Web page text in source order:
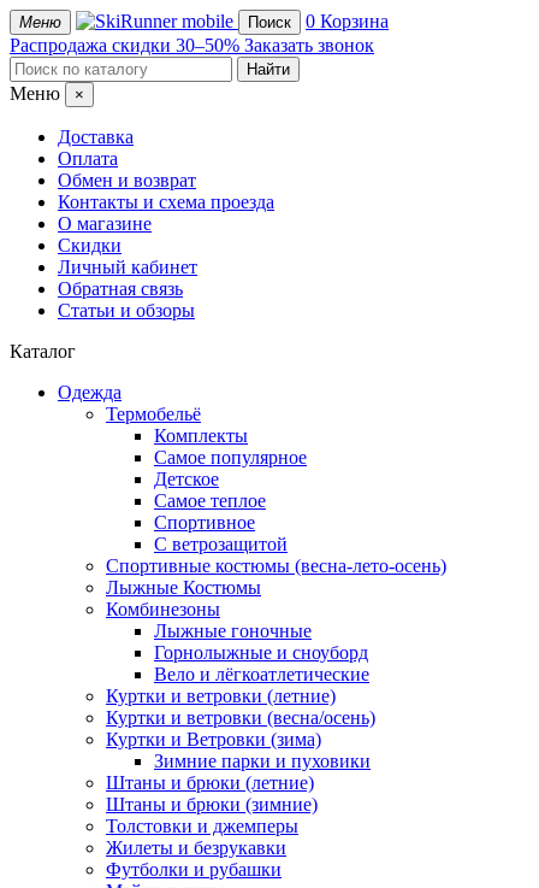
Меню mobile Поиск 0 Корзина
Распродажа скидки 30–50% Заказать звонок
Меню ×
Доставка
Оплата
Обмен и возврат
Контакты и схема проезда
О магазине
Скидки
Личный кабинет
Обратная связь
Статьи и обзоры
Каталог
Одежда
Термобельё
Комплекты
Самое популярное
Детское
Самое теплое
Спортивное
С ветрозащитой
Спортивные костюмы (весна-лето-осень)
Лыжные Костюмы
Комбинезоны
Лыжные гоночные
Горнолыжные и сноуборд
Вело и лёгкоатлетические
Куртки и ветровки (летние)
Куртки и ветровки (весна/осень)
Куртки и Ветровки (зима)
Зимние парки и пуховики
Штаны и брюки (летние)
Штаны и брюки (зимние)
Толстовки и джемперы
Жилеты и безрукавки
Футболки и рубашки